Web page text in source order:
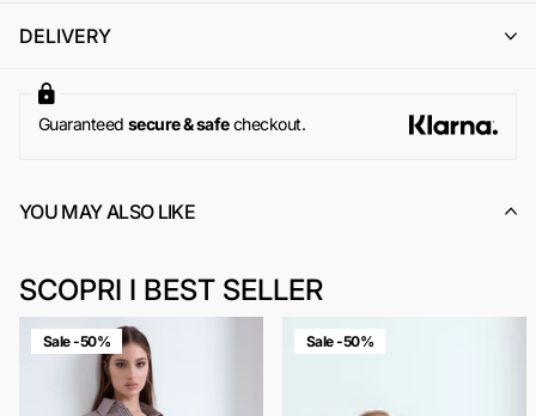
Per maggiori informazioni, si invita a consultare la sezione
DELIVERY
Guaranteed secure & safecheckout.
YOU MAY ALSO LIKE
SCOPRI I BEST SELLER
Sale -50% Sale -50%